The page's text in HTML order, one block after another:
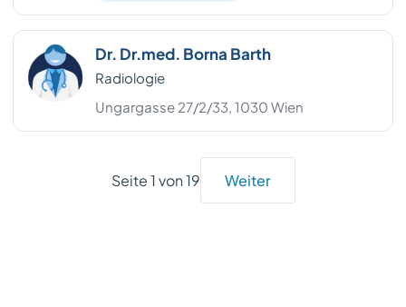
Dr. Dr.med. Borna Barth
Radiologie
Ungargasse 27/2/33, 1030 Wien
Seite 1 von 19 Weiter